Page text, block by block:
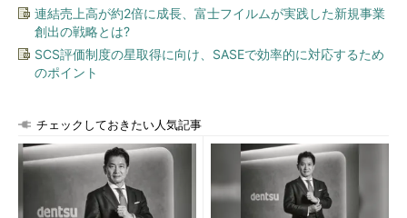
連結売上高が約2倍に成長、富士フイルムが実践した新規事業
創出の戦略とは?
SCS評価制度の星取得に向け、SASEで効率的に対応するため
のポイント
チェックしておきたい人気記事